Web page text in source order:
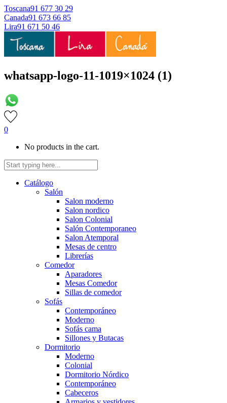
Toscana91 677 30 29
Canada91 673 66 85
Lira91 671 50 46
whatsapp-logo-11-1019×1024 (1)
0
No products in the cart.
Catálogo
Salón
Salon moderno
Salon nordico
Salon Colonial
Salón Contemporaneo
Salon Atemporal
Mesas de centro
Librerías
Comedor
Aparadores
Mesas Comedor
Sillas de comedor
Sofás
Contemporáneo
Moderno
Sofás cama
Sillones y Butacas
Dormitorio
Moderno
Colonial
Dormitorio Nórdico
Contemporáneo
Cabeceros